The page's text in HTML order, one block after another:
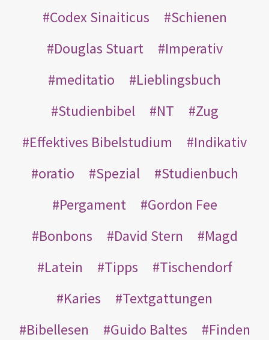
Codex Sinaiticus
Schienen
Douglas Stuart
Imperativ
meditatio
Lieblingsbuch
Studienbibel
NT
Zug
Effektives Bibelstudium
Indikativ
oratio
Spezial
Studienbuch
Pergament
Gordon Fee
Bonbons
David Stern
Magd
Latein
Tipps
Tischendorf
Karies
Textgattungen
Bibellesen
Guido Baltes
Finden